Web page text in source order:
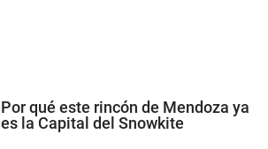
Por qué este rincón de Mendoza ya
es la Capital del Snowkite